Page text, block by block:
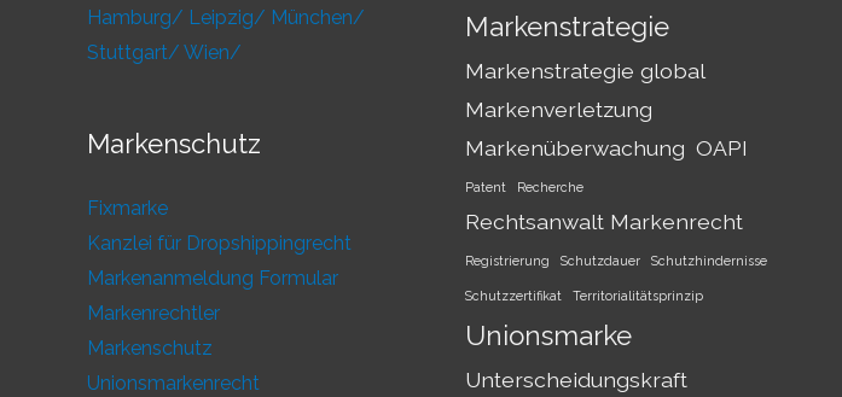
Hamburg/ Leipzig/ München/
Stuttgart/ Wien/
Markenschutz
Fixmarke
Kanzlei für Dropshippingrecht
Markenanmeldung Formular
Markenrechtler
Markenschutz
Unionsmarkenrecht
Markenstrategie
Markenstrategie global
Markenverletzung
Markenüberwachung OAPI
Patent Recherche
Rechtsanwalt Markenrecht
Registrierung Schutzdauer Schutzhindernisse
Schutzzertifikat Territorialitätsprinzip
Unionsmarke
Unterscheidungskraft